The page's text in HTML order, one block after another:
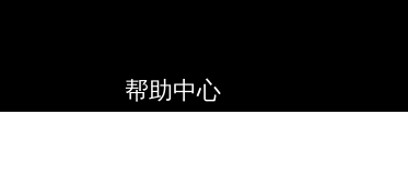
帮助中心